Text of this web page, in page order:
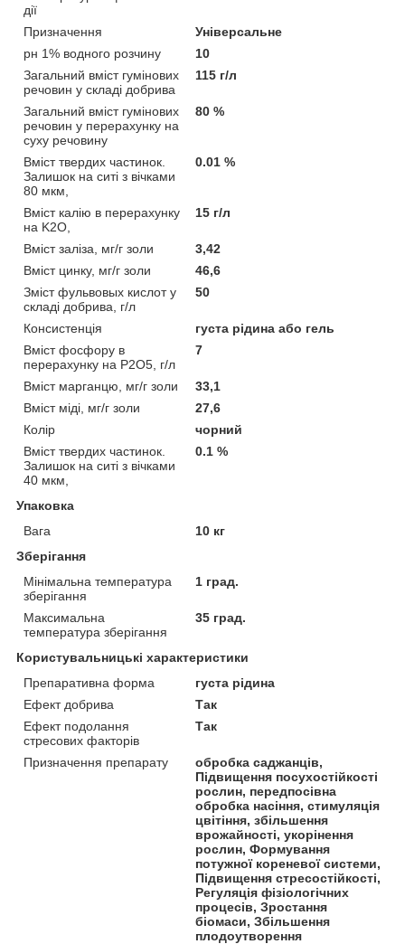
дії
Призначення
Універсальне
рн 1% водного розчину
10
Загальний вміст гумінових
речовин у складі добрива
115 г/л
Загальний вміст гумінових
речовин у перерахунку на
суху речовину
80 %
Вміст твердих частинок.
Залишок на ситі з вічками
80 мкм,
0.01 %
Вміст калію в перерахунку
на K2O,
15 г/л
Вміст заліза, мг/г золи
3,42
Вміст цинку, мг/г золи
46,6
Зміст фульвовых кислот у
складі добрива, г/л
50
Консистенція
густа рідина або гель
Вміст фосфору в
перерахунку на P2O5, г/л
7
Вміст марганцю, мг/г золи
33,1
Вміст міді, мг/г золи
27,6
Колір
чорний
Вміст твердих частинок.
Залишок на ситі з вічками
40 мкм,
0.1 %
Упаковка
Вага
10 кг
Зберігання
Мінімальна температура
зберігання
1 град.
Максимальна
температура зберігання
35 град.
Користувальницькі характеристики
Препаративна форма
густа рідина
Ефект добрива
Так
Ефект подолання
стресових факторів
Так
Призначення препарату
обробка саджанців,
Підвищення посухостійкості
рослин, передпосівна
обробка насіння, стимуляція
цвітіння, збільшення
врожайності, укорінення
рослин, Формування
потужної кореневої системи,
Підвищення стресостійкості,
Регуляція фізіологічних
процесів, Зростання
біомаси, Збільшення
плодоутворення